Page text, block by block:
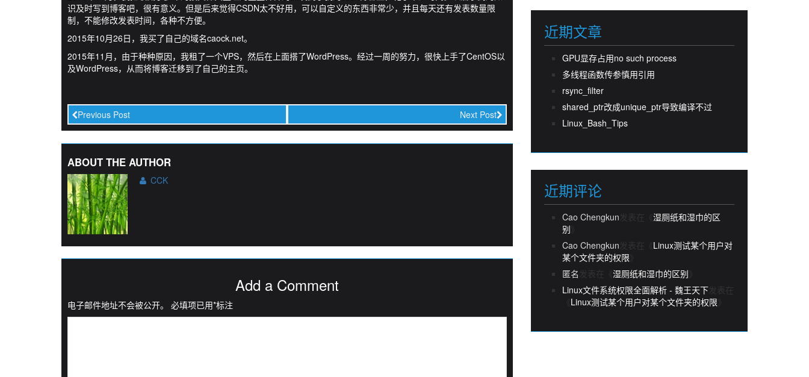
识及时写到博客吧，很有意义。但是后来觉得CSDN太不好用，可以自定义的东西非常少，并且每天还有发表数量限
制，不能修改发表时间，各种不方便。
2015年10月26日，我买了自己的域名caock.net。
2015年11月，由于种种原因，我租了一个VPS，然后在上面搭了WordPress。经过一周的努力，很快上手了CentOS以
及WordPress，从而将博客迁移到了自己的主页。
Previous Post Next Post
ABOUT THE AUTHOR
CCK
Add a Comment
电子邮件地址不会被公开。 必填项已用*标注
近期文章
GPU显存占用no such process
多线程函数传参慎用引用
rsync_filter
shared_ptr改成unique_ptr导致编译不过
Linux_Bash_Tips
近期评论
Cao Chengkun发表在《 湿厕纸和湿巾的区
别
Cao Chengkun发表在《 Linux测试某个用户对
某个文件夹的权限
匿名 发表在《 湿厕纸和湿巾的区别
Linux文件系统权限全面解析 - 魏王天下发表在
Linux测试某个用户对某个文件夹的权限